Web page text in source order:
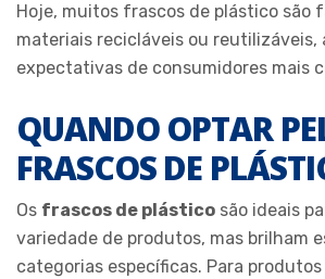
Hoje, muitos frascos de plástico são
materiais recicláveis ou reutilizáveis,
expectativas de consumidores mais
QUANDO OPTAR
FRASCOS DE
Os frascos de plástico são ideais
variedade de produtos, mas brilham
categorias específicas. Para